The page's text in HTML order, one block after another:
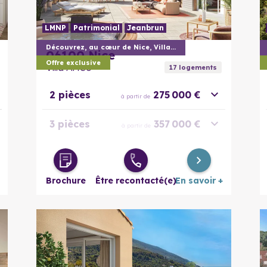
En savoir plus
Découvrez, au cœur de Nice, Villa Arteo
Offre exclusive
LMNP Patrimonial Jeanbrun
06100 Nice
Villa Arteo 17logements
2 pièces à partir de 275 000 €
3 pièces à partir de 357 000 €
4 pièces à partir de 428 000 €
Brochure Être recontacté(e)En savoir +